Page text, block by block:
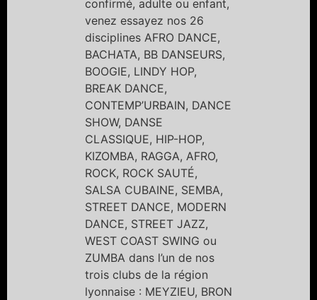
confirmé, adulte ou enfant,
venez essayez nos 26
disciplines AFRO DANCE,
BACHATA, BB DANSEURS,
BOOGIE, LINDY HOP,
BREAK DANCE,
CONTEMP’URBAIN, DANCE
SHOW, DANSE
CLASSIQUE, HIP-HOP,
KIZOMBA, RAGGA, AFRO,
ROCK, ROCK SAUTÉ,
SALSA CUBAINE, SEMBA,
STREET DANCE, MODERN
DANCE, STREET JAZZ,
WEST COAST SWING ou
ZUMBA dans l’un de nos
trois clubs de la région
lyonnaise : MEYZIEU, BRON